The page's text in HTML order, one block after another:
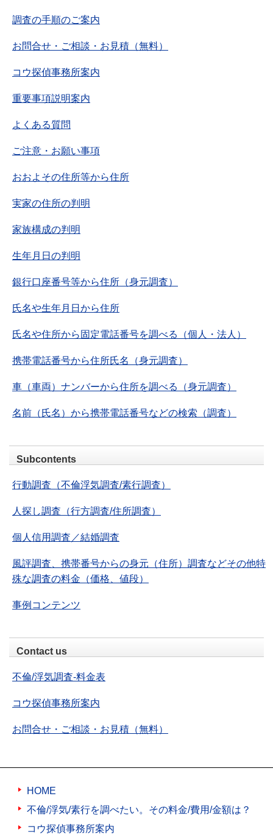
調査の手順のご案内
お問合せ・ご相談・お見積（無料）
コウ探偵事務所案内
重要事項説明案内
よくある質問
ご注意・お願い事項
おおよその住所等から住所
実家の住所の判明
家族構成の判明
生年月日の判明
銀行口座番号等から住所（身元調査）
氏名や生年月日から住所
氏名や住所から固定電話番号を調べる（個人・法人）
携帯電話番号から住所氏名（身元調査）
車（車両）ナンバーから住所を調べる（身元調査）
名前（氏名）から携帯電話番号などの検索（調査）
Subcontents
行動調査（不倫浮気調査/素行調査）
人探し調査（行方調査/住所調査）
個人信用調査／結婚調査
風評調査、携帯番号からの身元（住所）調査などその他特
殊な調査の料金（価格、値段）
事例コンテンツ
Contact us
不倫/浮気調査-料金表
コウ探偵事務所案内
お問合せ・ご相談・お見積（無料）
HOME
不倫/浮気/素行を調べたい。その料金/費用/金額は？
コウ探偵事務所案内